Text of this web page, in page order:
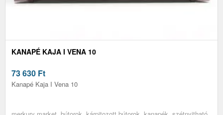
KANAPÉ KAJA I VENA 10
73 630 Ft
Kanapé Kaja I Vena 10